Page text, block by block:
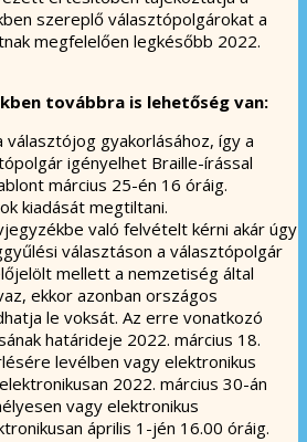
szereplő választópolgárokat a
megfelelően legkésőbb 2022.
továbbra is lehetőség van:
gyakorlásához, így a
igényelhet Braille-írással
március 25-én 16 óráig.
kiadását megtiltani.
való felvételt kérni akár úgy
választáson a választópolgár
mellett a nemzetiség által
ekkor azonban országos
le voksát. Az erre vonatkozó
határideje 2022. március 18.
levélben vagy elektronikus
2022. március 30-án
vagy elektronikus
április 1-jén 16.00 óráig.